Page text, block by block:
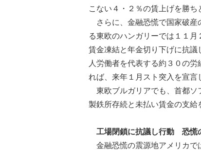
こない４・２％の賃上げを勝ち
さらに、金融恐慌で国家破産
る東欧のハンガリーでは１１
賃金凍結と年金切り下げに抗
人労働者を代表する約３０の
れば、来年１月スト突入を宣言
東欧ブルガリアでも、首都ソ
製鉄所存続と未払い賃金の支給
工場閉鎖に抗議し行動 恐慌
金融恐慌の震源地アメリカで